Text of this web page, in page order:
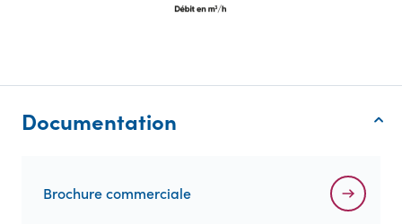
Documentation
Brochure commerciale